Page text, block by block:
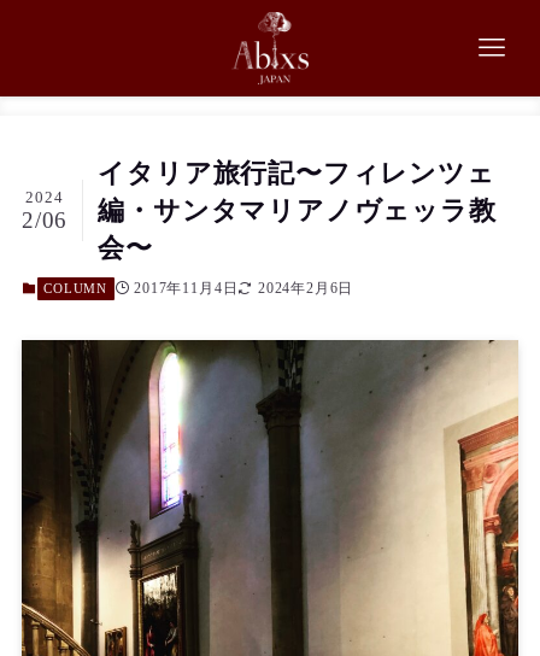
イタリア旅行記〜フィレンツェ
編・サンタマリアノヴェッラ教
会〜
2024
2/06
COLUMN 2017年11月4日 2024年2月6日